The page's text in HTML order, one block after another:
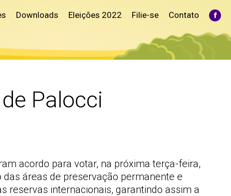
Downloads Eleições 2022 Filie-se Contato
Palocci
acordo para votar, na próxima terça-feira,
áreas de preservação permanente e
reservas internacionais, garantindo assim a